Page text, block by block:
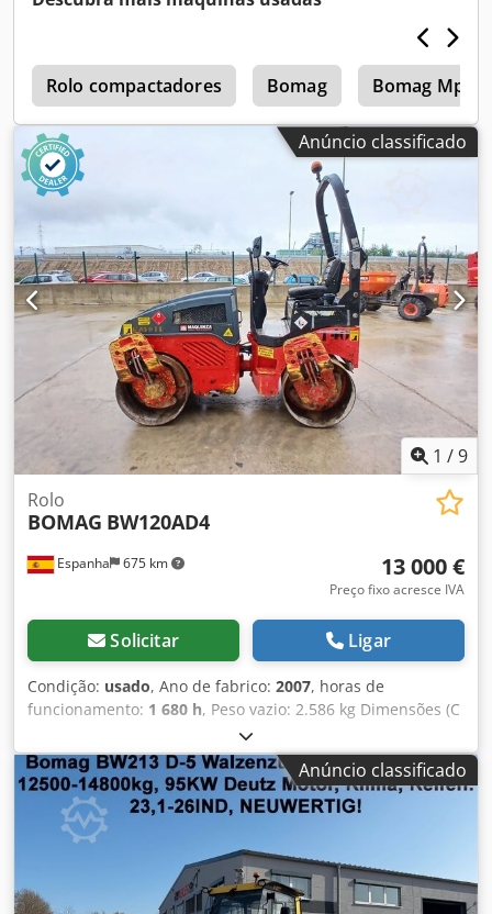
Rolo compactadores Bomag Bomag Mph
Anúncio classificado
1 /9
Espanha 675 km
Rolo
BOMAG BW120AD4
13 000 €
Preço fixo acresce IVA
Solicitar Ligar
Condição: usado, Ano de fabrico: 2007, horas de
funcionamento: 1 680 h, Peso vazio: 2.586 kg Dimensões (C
x L x A): 248 x 128 x 180 cm Chedpfx Ajzb I Tmjnqea
Anúncio classificado